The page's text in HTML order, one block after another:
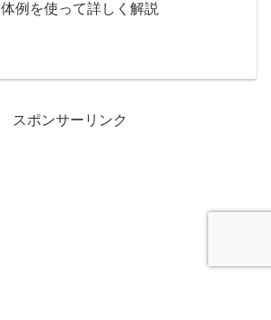
体例を使って詳しく解説
スポンサーリンク